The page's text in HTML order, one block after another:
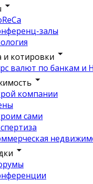
залы
и котировки
валют по банкам и
компании
сами